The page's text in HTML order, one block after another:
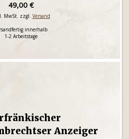
49,00 €
MwSt. zzgl. Versand
innerhalb
1-2 Arbeitstage
Anzeiger